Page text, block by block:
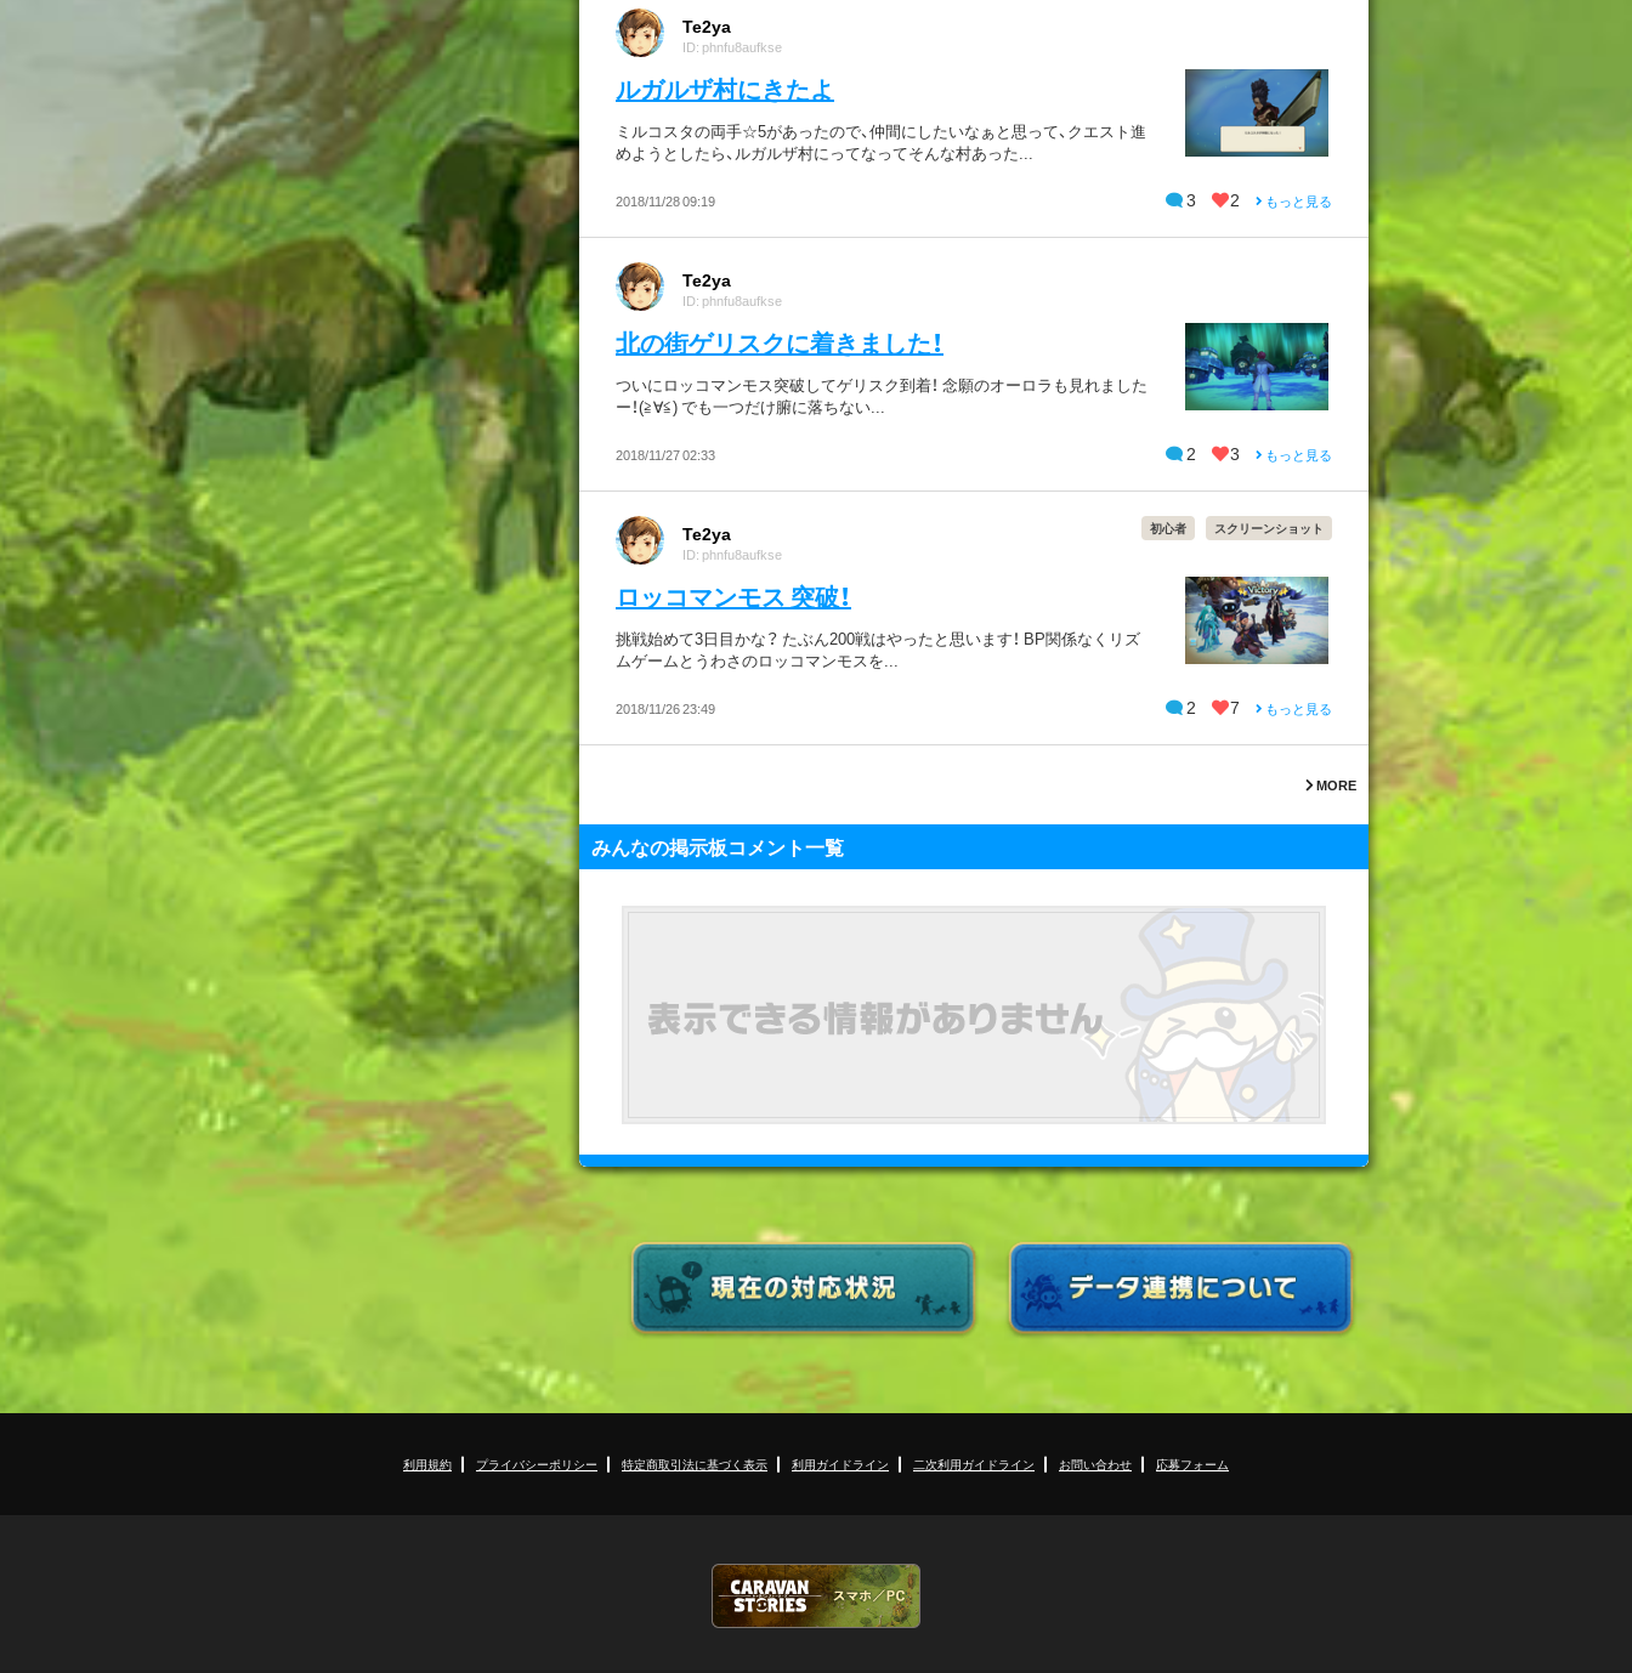
Te2ya
ID: phnfu8aufkse
ルガルザ村にきたよ
ミルコスタの両手☆5があったので、仲間にしたいなぁと思って、クエスト進
めようとしたら、ルガルザ村にってなってそんな村あった...
2018/11/28 09:19 3 2 もっと見る
Te2ya
ID: phnfu8aufkse
北の街ゲリスクに着きました！
ついにロッコマンモス突破してゲリスク到着！ 念願のオーロラも見れました
ー！(≧∀≦) でも一つだけ腑に落ちない...
2018/11/27 02:33 2 3 もっと見る
Te2ya
ID: phnfu8aufkse
初心者 スクリーンショット
ロッコマンモス 突破！
挑戦始めて3日目かな？ たぶん200戦はやったと思います！ BP関係なくリズ
ムゲームとうわさのロッコマンモスを...
2018/11/26 23:49 2 7 もっと見る
MORE
みんなの掲示板コメント一覧
利用規約 プライバシーポリシー 特定商取引法に基づく表示 利用ガイドライン 二次利用ガイドライン お問い合わせ 応募フォーム